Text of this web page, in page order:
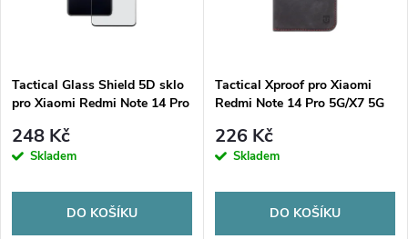
Tactical Glass Shield 5D sklo
pro Xiaomi Redmi Note 14 Pro
248 Kč
Skladem
DO KOŠÍKU
Tactical Xproof pro Xiaomi
Redmi Note 14 Pro 5G/X7 5G
226 Kč
Skladem
DO KOŠÍKU